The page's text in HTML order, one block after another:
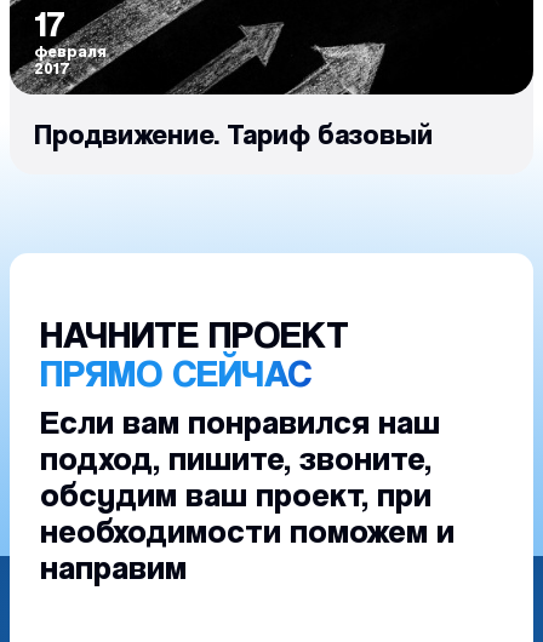
17
февраля
2017
Продвижение. Тариф базовый
НАЧНИТЕ ПРОЕКТ
ПРЯМО СЕЙЧАС
Если вам понравился наш
подход, пишите, звоните,
обсудим ваш проект, при
необходимости поможем и
направим